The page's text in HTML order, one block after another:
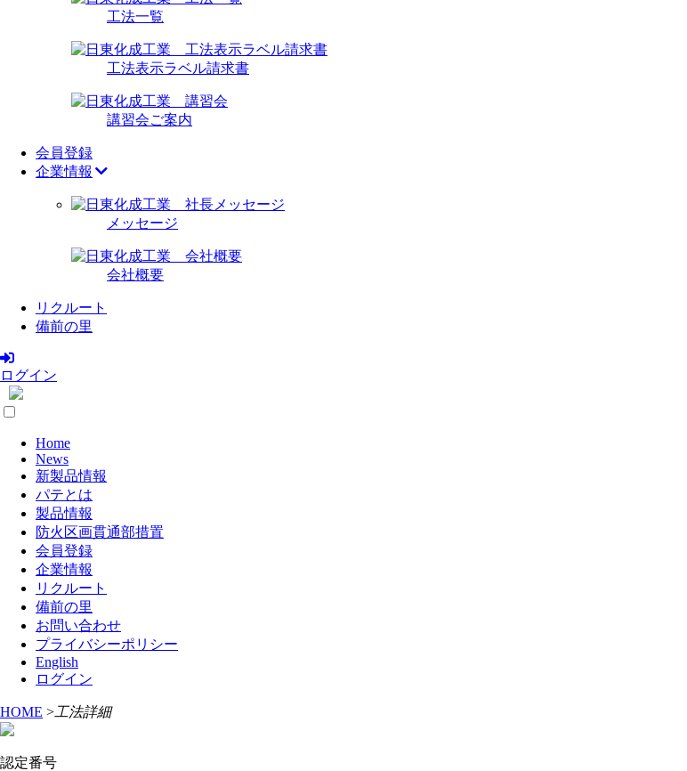
工法一覧
工法表示ラベル請求書
講習会ご案内
会員登録
企業情報
メッセージ
会社概要
リクルート
備前の里
ログイン
Home
News
新製品情報
パテとは
製品情報
防火区画貫通部措置
会員登録
企業情報
リクルート
備前の里
お問い合わせ
プライバシーポリシー
English
ログイン
HOME > 工法詳細
認定番号